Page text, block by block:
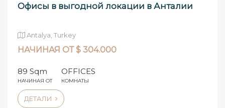
Офисы в выгодной локации в Анталии
Antalya, Turkey
НАЧИНАЯ ОТ $ 304.000
89 Sqm
НАЧИНАЯ ОТ
OFFICES
КОМНАТЫ
ДЕТАЛИ